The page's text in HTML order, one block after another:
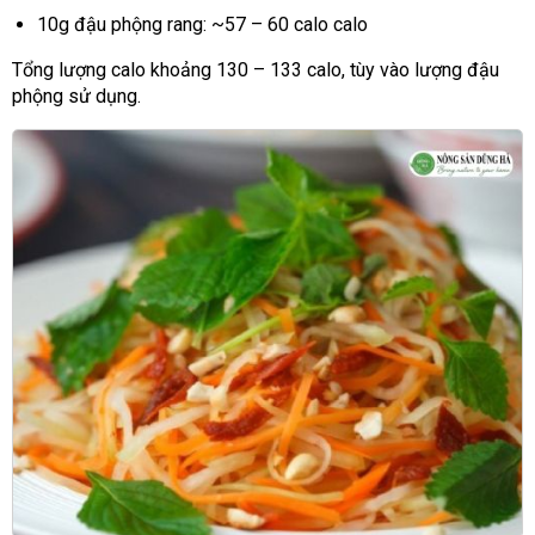
10g đậu phộng rang: ~57 – 60 calo calo
Tổng lượng calo khoảng 130 – 133 calo, tùy vào lượng đậu
phộng sử dụng.